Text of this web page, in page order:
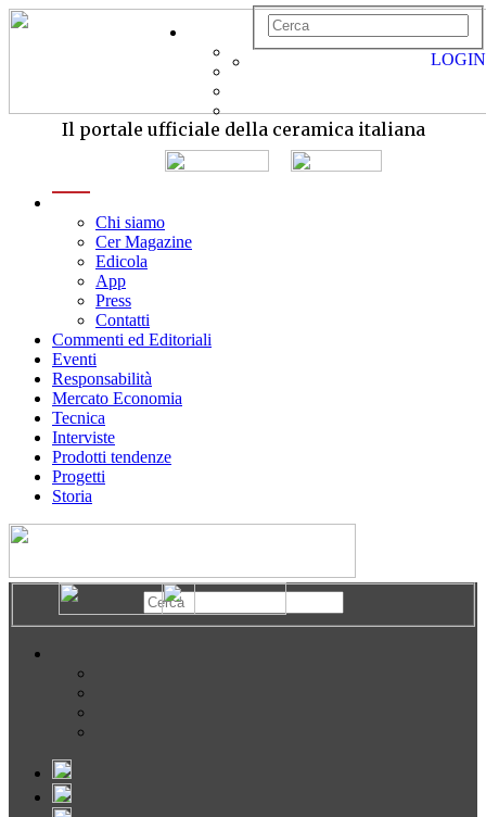
Il portale ufficiale della ceramica italiana
Chi siamo
Cer Magazine
Edicola
App
Press
Contatti
Commenti ed Editoriali
Eventi
Responsabilità
Mercato Economia
Tecnica
Interviste
Prodotti tendenze
Progetti
Storia
LOGIN